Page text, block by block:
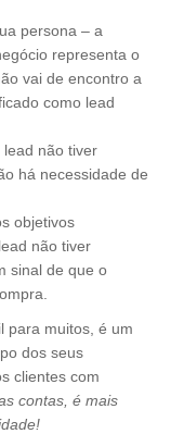
persona – a
representa o
vai de encontro a
como lead
não tiver
há necessidade de
objetivos
não tiver
sinal de que o
para muitos, é um
dos seus
clientes com
contas, é mais